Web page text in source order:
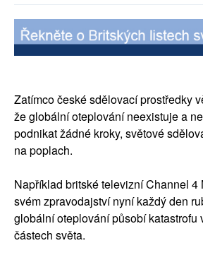
SOCIÁLNÍ SÍTĚ
Zatímco české sdělovací prostředky
že globální oteplování neexistuje a
podnikat žádné kroky, světové
na poplach.
Například britské televizní Channel
svém zpravodajství nyní každý den
globální oteplování působí katastrofu
částech světa.